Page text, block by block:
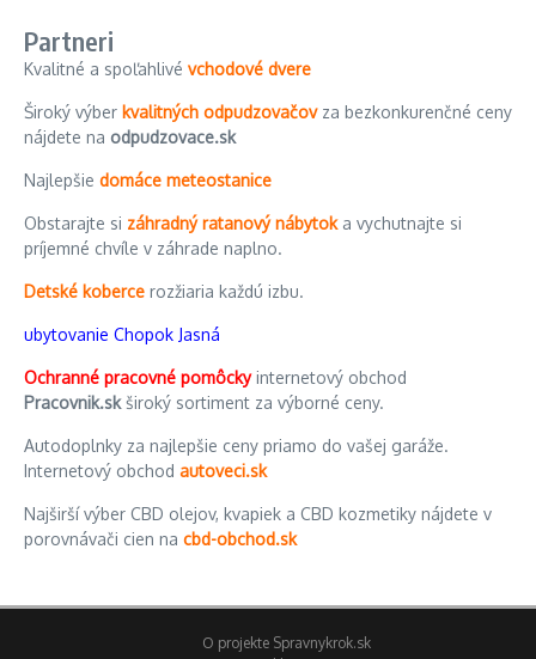
Partneri
Kvalitné a spoľahlivé vchodové dvere
Široký výber kvalitných odpudzovačovza bezkonkurenčné ceny
nájdete na odpudzovace.sk
Najlepšie domáce meteostanice
Obstarajte si záhradný ratanový nábytoka vychutnajte si
príjemné chvíle v záhrade naplno.
Detské koberce rozžiaria každú izbu.
ubytovanie Chopok Jasná
Ochranné pracovné pomôckyinternetový obchod
Pracovnik.skširoký sortiment za výborné ceny.
Autodoplnky za najlepšie ceny priamo do vašej garáže.
Internetový obchod autoveci.sk
Najširší výber CBD olejov, kvapiek a CBD kozmetiky nájdete v
porovnávači cien na cbd-obchod.sk
O projekte Spravnykrok.sk